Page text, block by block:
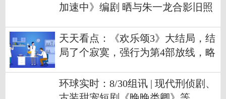
加速中》编剧 晒与朱一龙合影旧照
天天看点：《欢乐颂3》大结局，结
局了个寂寞，强行为第4部放线，略
环球实时：8/30组讯 | 现代刑侦剧、